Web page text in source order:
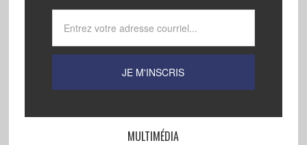
MULTIMÉDIA